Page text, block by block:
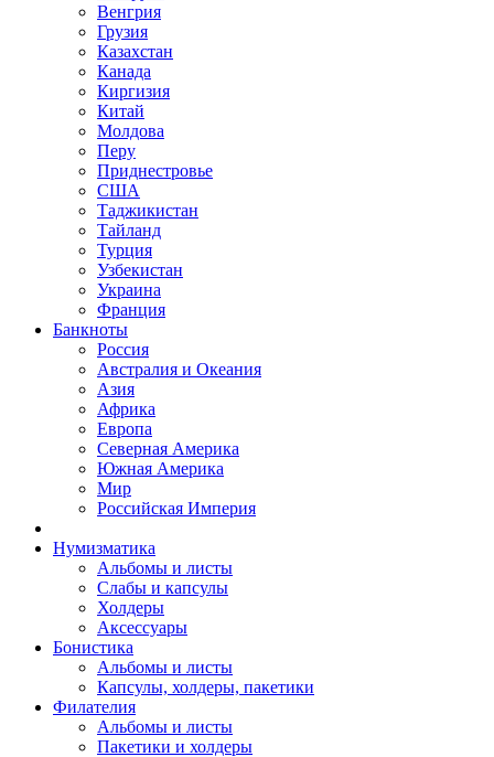
Венгрия
Грузия
Казахстан
Канада
Киргизия
Китай
Молдова
Перу
Приднестровье
США
Таджикистан
Тайланд
Турция
Узбекистан
Украина
Франция
Банкноты
Россия
Австралия и Океания
Азия
Африка
Европа
Северная Америка
Южная Америка
Мир
Российская Империя
Нумизматика
Альбомы и листы
Слабы и капсулы
Холдеры
Аксессуары
Бонистика
Альбомы и листы
Капсулы, холдеры, пакетики
Филателия
Альбомы и листы
Пакетики и холдеры